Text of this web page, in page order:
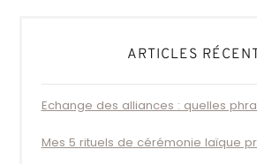
ARTICLES
Echange des alliances : quelles
Mes 5 rituels de cérémonie laïque